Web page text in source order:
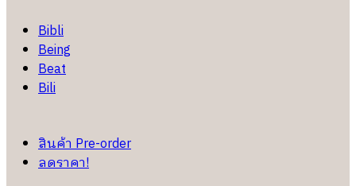
Bibli
Being
Beat
Bili
สินค้า Pre-order
ลดราคา!